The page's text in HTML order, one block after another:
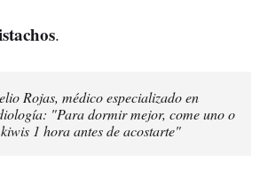
.
Rojas, médico especializado en
"Para dormir mejor, come uno o
1 hora antes de acostarte"